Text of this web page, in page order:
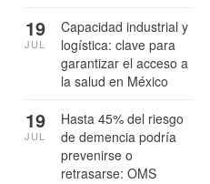
Capacidad industrial y
logística: clave para
garantizar el acceso a
la salud en México
19
JUL
Hasta 45% del riesgo
de demencia podría
prevenirse o
retrasarse: OMS
19
JUL